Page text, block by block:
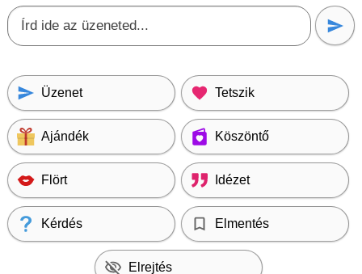
Üzenet Tetszik
Ajándék Köszöntő
Flört Idézet
Kérdés Elmentés
Elrejtés